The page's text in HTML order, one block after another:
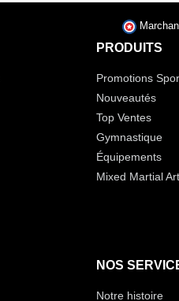
PRODUITS
Promotions
Nouveautés
Top Ventes
Gymnastique
Équipements
Mixed Martial
NOS
Notre histoire